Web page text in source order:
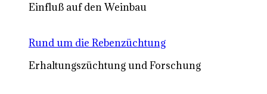
Einfluß auf den Weinbau
Rund um die Rebenzüchtung
Erhaltungszüchtung und Forschung